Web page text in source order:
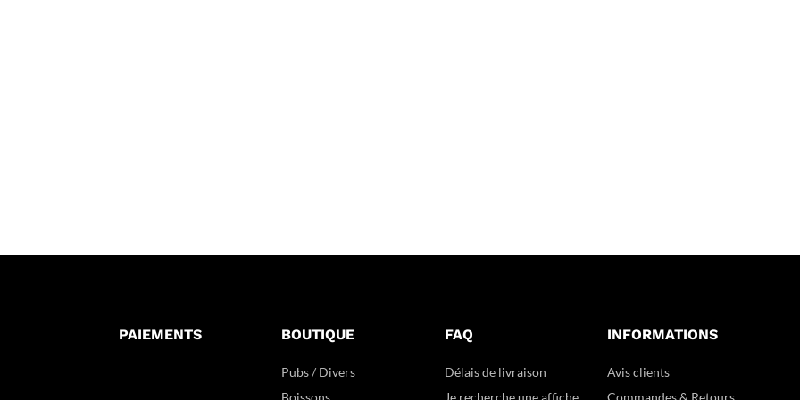
PAIEMENTS BOUTIQUE
Pubs / Divers
Boissons
FAQ
Délais de livraison
Je recherche une affiche
INFORMATIONS
Avis clients
Commandes & Retours